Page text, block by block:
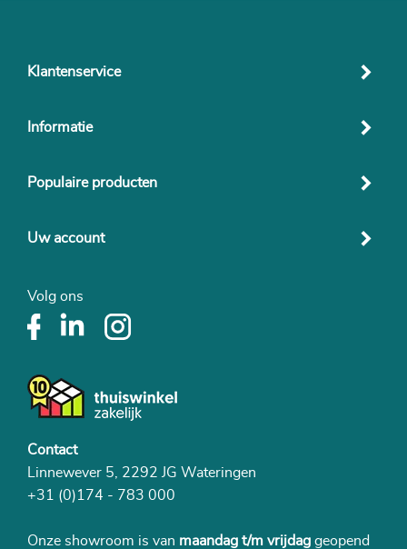
Klantenservice
Informatie
Populaire producten
Uw account
Volg ons
Contact
Linnewever 5, 2292 JG Wateringen
+31 (0)174 - 783 000
Onze showroom is van maandag t/m vrijdag geopend